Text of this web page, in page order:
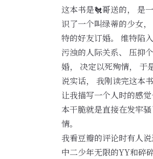
这本书是🐔哥送的， 是
识了一个叫绿蒂的少女
特的好友订婚。 维特陷
污浊的人际关系、 压抑
婚， 决定以死殉情， 于
说实话， 我刚读完这本
让我描写一个人时的感
本干脆就是直接在发牢
情。
我看豆瓣的评论时有人
中二少年无限的YY和碎